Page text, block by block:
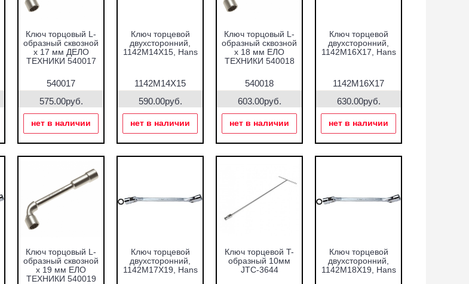
Ключ торцовый L-
образный сквозной
х 17 мм ДЕЛО
ТЕХНИКИ 540017
540017
575.00руб.
нет в наличии
Ключ торцевой
двухсторонний,
1142M14X15, Hans
1142M14X15
590.00руб.
нет в наличии
Ключ торцовый L-
образный сквозной
х 18 мм ЕЛО
ТЕХНИКИ 540018
540018
603.00руб.
нет в наличии
Ключ торцевой
двухсторонний,
1142M16X17, Hans
1142M16X17
630.00руб.
нет в наличии
Ключ торцовый L-
образный сквозной
х 19 мм ЕЛО
ТЕХНИКИ 540019
Ключ торцевой
двухсторонний,
1142M17X19, Hans
Ключ торцевой T-
образный 10мм
JTC-3644
Ключ торцевой
двухсторонний,
1142M18X19, Hans